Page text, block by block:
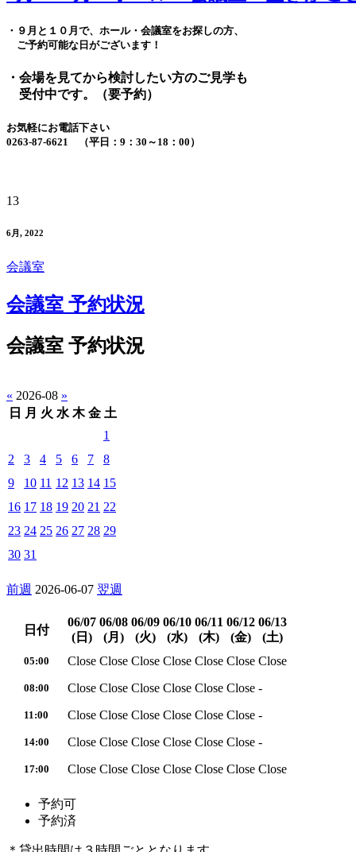
・９月と１０月で、ホール・会議室をお探しの方、
ご予約可能な日がございます！
・会場を見てから検討したい方のご見学も
受付中です。（要予約）
お気軽にお電話下さい
0263-87-6621 （平日：9：30～18：00）
13
6月, 2022
会議室
会議室 予約状況
会議室 予約状況
« 2026-08 »
日
月 火 水 木 金 土
1
2
3 4 5 6 7
8
9
10 11 12 13 14 15
16 17 18 19 20 21 22
23 24 25 26 27 28 29
30 31
前週 2026-06-07 翌週
日付
06/07
(日)
06/08
(月)
06/09
(火)
06/10
(水)
06/11
(木)
06/12
(金)
06/13
(土)
05:00 Close Close Close Close Close Close Close
08:00 Close Close Close Close Close Close -
11:00 Close Close Close Close Close Close -
14:00 Close Close Close Close Close Close -
17:00 Close Close Close Close Close Close Close
予約可
予約済